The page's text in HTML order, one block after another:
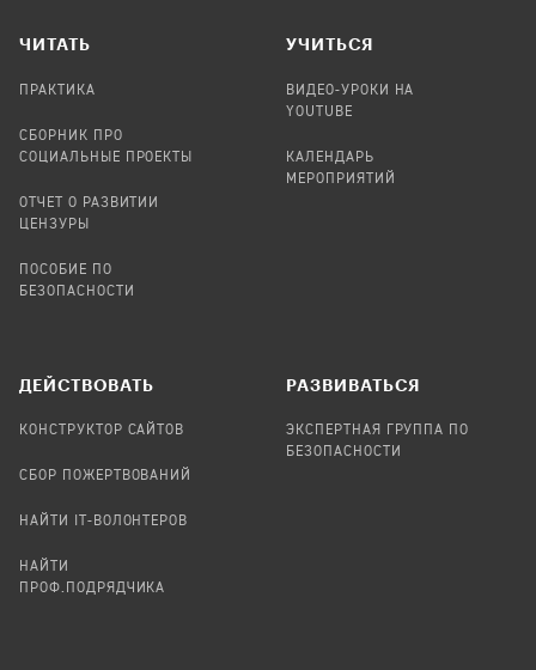
ЧИТАТЬ
ПРАКТИКА
СБОРНИК ПРО
СОЦИАЛЬНЫЕ ПРОЕКТЫ
ОТЧЕТ О РАЗВИТИИ
ЦЕНЗУРЫ
ПОСОБИЕ ПО
БЕЗОПАСНОСТИ
УЧИТЬСЯ
ВИДЕО-УРОКИ НА
YOUTUBE
КАЛЕНДАРЬ
МЕРОПРИЯТИЙ
ДЕЙСТВОВАТЬ
КОНСТРУКТОР САЙТОВ
СБОР ПОЖЕРТВОВАНИЙ
НАЙТИ IT-ВОЛОНТЕРОВ
НАЙТИ
ПРОФ.ПОДРЯДЧИКА
РАЗВИВАТЬСЯ
ЭКСПЕРТНАЯ ГРУППА ПО
БЕЗОПАСНОСТИ